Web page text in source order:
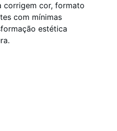
corrigem cor, formato
com mínimas
estética